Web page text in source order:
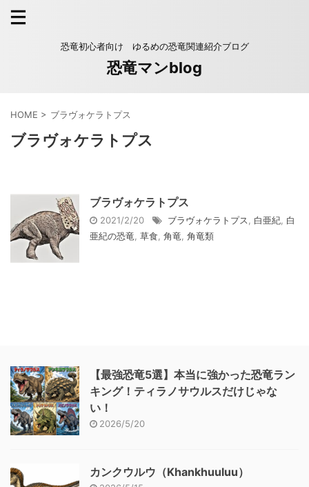
恐竜初心者向け ゆるめの恐竜関連紹介ブログ
恐竜マンblog
HOME > ブラヴォケラトプス
ブラヴォケラトプス
ブラヴォケラトプス
2021/2/20 ブラヴォケラトプス 白亜紀 白
亜紀の恐竜 草食 角竜 角竜類
【最強恐竜5選】本当に強かった恐竜ラン
キング！ティラノサウルスだけじゃな
い！
2026/5/20
カンクウルウ（Khankhuuluu）